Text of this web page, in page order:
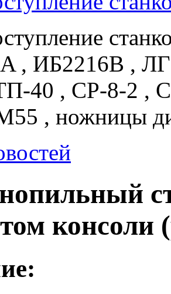
, ИБ2216В ,
40 , СР-8-2 ,
, ножницы
консоли